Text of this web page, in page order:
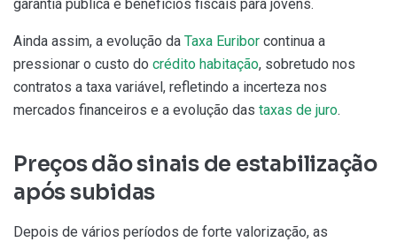
garantia pública e benefícios fiscais para jovens.
Ainda assim, a evolução da Taxa Euribor continua a
pressionar o custo do crédito habitação, sobretudo nos
contratos a taxa variável, refletindo a incerteza nos
mercados financeiros e a evolução das taxas de juro.
Preços dão sinais de estabilização
após subidas
Depois de vários períodos de forte valorização, as